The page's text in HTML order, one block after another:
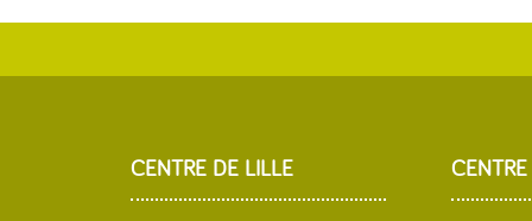
CENTRE DE LILLE